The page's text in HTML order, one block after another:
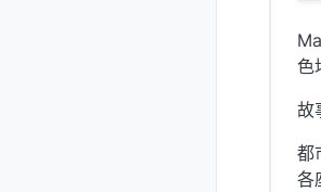
色
故
都
各